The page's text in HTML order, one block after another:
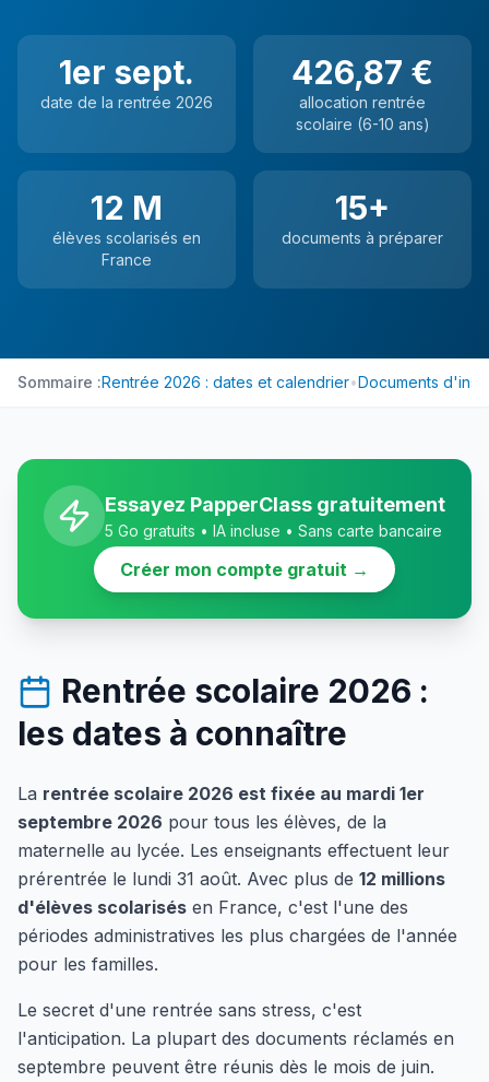
1er sept.
date de la rentrée 2026
426,87 €
allocation rentrée
scolaire (6-10 ans)
12 M
élèves scolarisés en
France
15+
documents à préparer
Sommaire :Rentrée 2026 : dates et calendrier•Documents
Essayez PapperClass gratuitement
5 Go gratuits • IA incluse • Sans carte bancaire
Créer mon compte gratuit →
Rentrée scolaire 2026 :
les dates à connaître
La rentrée scolaire 2026 est fixée au mardi 1er
septembre 2026 pour tous les élèves, de la
maternelle au lycée. Les enseignants effectuent leur
prérentrée le lundi 31 août. Avec plus de 12 millions
d'élèves scolarisés en France, c'est l'une des
périodes administratives les plus chargées de l'année
pour les familles.
Le secret d'une rentrée sans stress, c'est
l'anticipation. La plupart des documents réclamés en
septembre peuvent être réunis dès le mois de juin.